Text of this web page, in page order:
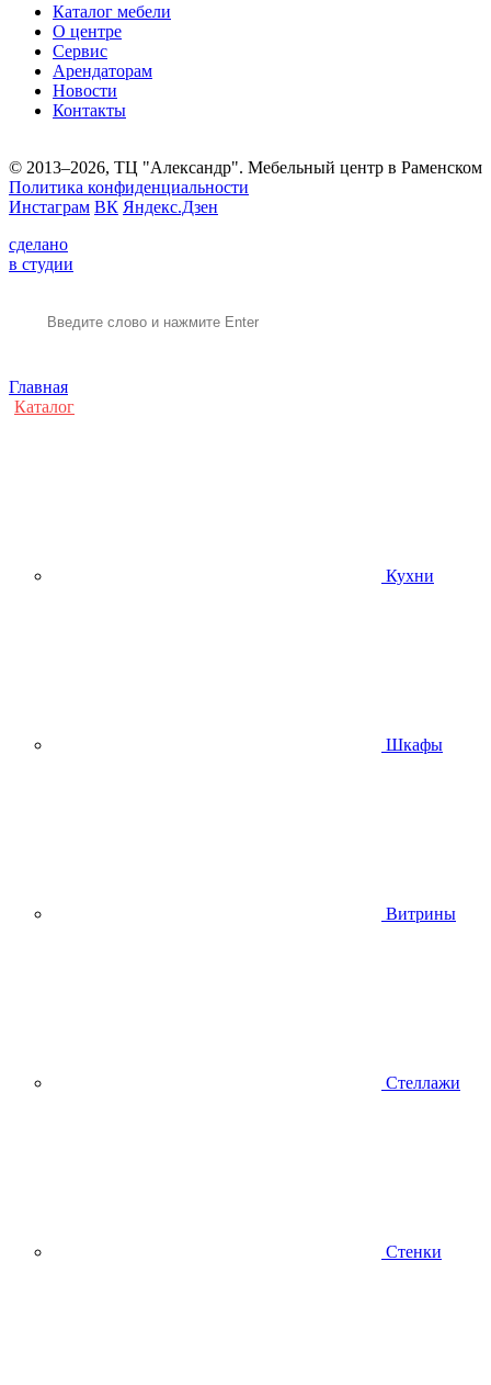
Каталог мебели
О центре
Сервис
Арендаторам
Новости
Контакты
© 2013–2026, ТЦ "Александр". Мебельный центр в Раменском
Политика конфиденциальности
Инстаграм ВК Яндекс.Дзен
сделано
в студии
Главная
Каталог
Кухни
Шкафы
Витрины
Стеллажи
Стенки